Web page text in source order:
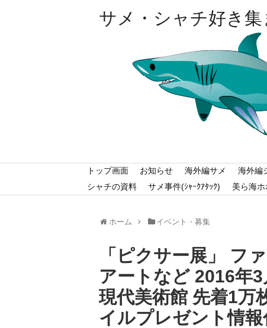
サメ・シャチ好き集
トップ画面 お知らせ 海外編サメ 海外編
シャチの資料
サメ事件(ｼｬｰｸｱﾀｯｸ) 美ら海
ホーム イベント・募集
「ピクサー展」 フ
アートなど 2016年
現代美術館 先着1万
イルプレゼント情報